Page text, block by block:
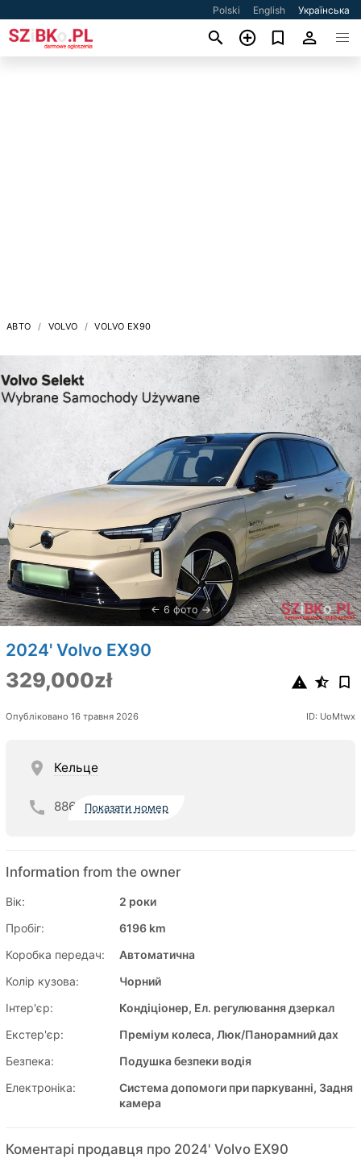
Polski English Українська
АВТО VOLVO VOLVO EX90
6 фото
2024' Volvo EX90
329,000zł
Опубліковано 16 травня 2026 ID: UoMtwx
Кельце
886 Показати номер
Information from the owner
Вік:
2 роки
Пробіг:
6196 km
Коробка передач:
Автоматична
Колір кузова:
Чорний
Інтер'єр:
Кондіціонер, Ел. регулювання дзеркал
Екстер'єр:
Преміум колеса, Люк/Панорамний дах
Безпека:
Подушка безпеки водія
Електроніка:
Система допомоги при паркуванні, Задня
камера
Коментарі продавця про 2024' Volvo EX90